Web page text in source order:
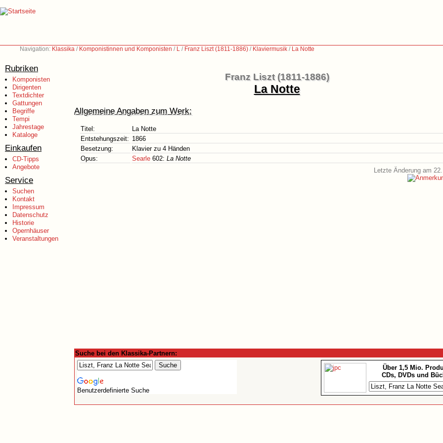
Navigation: Klassika / Komponistinnen und Komponisten / L / Franz Liszt (1811-1886) / Klaviermusik / La Notte
Rubriken
Komponisten
Dirigenten
Textdichter
Gattungen
Begriffe
Tempi
Jahrestage
Kataloge
Einkaufen
CD-Tipps
Angebote
Service
Suchen
Kontakt
Impressum
Datenschutz
Historie
Opernhäuser
Veranstaltungen
Franz Liszt (1811-1886)
La Notte
Allgemeine Angaben zum Werk:
Titel:
La Notte
Entstehungszeit: 1866
Besetzung:
Klavier zu 4 Händen
Opus:
Searle 602: La Notte
Letzte Änderung am
Suche bei den Klassika-Partnern:
Benutzerdefinierte Suche
Über 1,5 Mio.
CDs, DVDs und